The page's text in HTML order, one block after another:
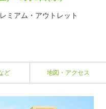
ミアム・アウトレット
ど 地図・アクセス